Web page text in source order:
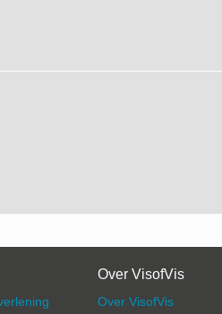
Over VisofVis
Over VisofVis